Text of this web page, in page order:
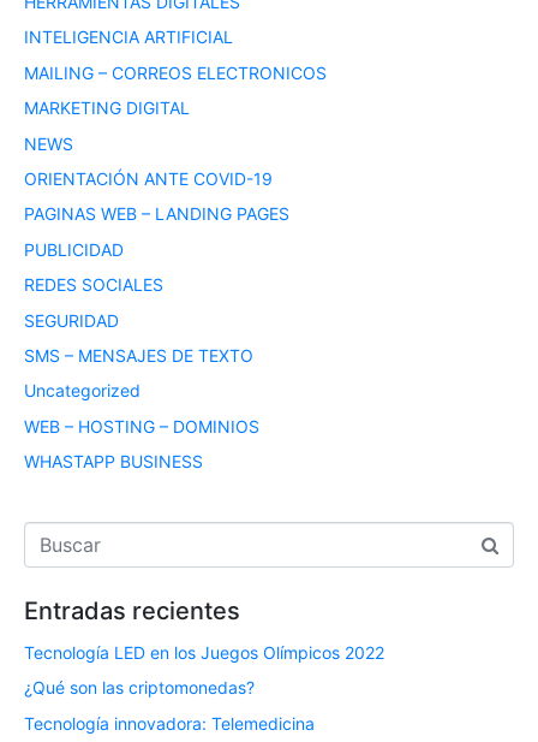
INTELIGENCIA ARTIFICIAL
MAILING – CORREOS ELECTRONICOS
MARKETING DIGITAL
NEWS
ORIENTACIÓN ANTE COVID-19
PAGINAS WEB – LANDING PAGES
PUBLICIDAD
REDES SOCIALES
SEGURIDAD
SMS – MENSAJES DE TEXTO
Uncategorized
WEB – HOSTING – DOMINIOS
WHASTAPP BUSINESS
Entradas recientes
Tecnología LED en los Juegos Olímpicos 2022
¿Qué son las criptomonedas?
Tecnología innovadora: Telemedicina